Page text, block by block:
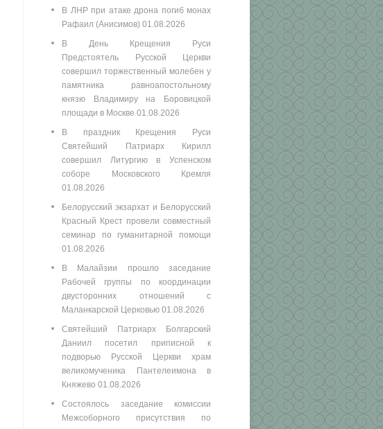
В ЛНР при атаке дрона погиб монах
Рафаил (Анисимов) 01.08.2026
В День Крещения Руси
Предстоятель Русской Церкви
совершил торжественный молебен у
памятника равноапостольному
князю Владимиру на Боровицкой
площади в Москве 01.08.2026
В праздник Крещения Руси
Святейший Патриарх Кирилл
совершил Литургию в Успенском
соборе Московского Кремля
01.08.2026
Белорусский экзархат и Белорусский
Красный Крест провели совместный
семинар по гуманитарной помощи
01.08.2026
В Малайзии прошло заседание
Рабочей группы по координации
двусторонних отношений с
Маланкарской Церковью 01.08.2026
Святейший Патриарх Болгарский
Даниил посетил приписной к
подворью Русской Церкви храм
великомученика Пантелеимона в
Княжево 01.08.2026
Состоялось заседание комиссии
Межсоборного присутствия по